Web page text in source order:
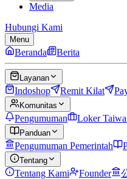
Media
Hubungi Kami
Menu
Beranda Berita
Layanan
Indoshop Remit Kilat
Komunitas
Pengumuman Loker
Panduan
Pengumuman Pemerintah
Tentang
Tentang Kami Founder